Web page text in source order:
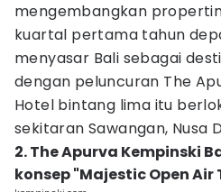
mengembangkan
kuartal pertama tahun
menyasar Bali sebagai
dengan peluncuran The
Hotel bintang lima itu
sekitaran Sawangan, Nusa
2. The Apurva Kempinski
konsep "Majestic Open Air